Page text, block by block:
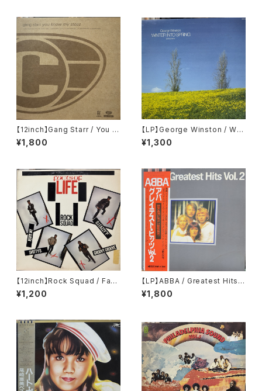
【12inch】Gang Starr / You K
now My Steez (UK Remixe
s)
¥1,800
【LP】George Winston / Win
ter Into Spring
¥1,300
【12inch】Rock Squad / Fact
s Of Life
¥1,200
【LP】ABBA / Greatest Hits V
ol. 2
¥1,800